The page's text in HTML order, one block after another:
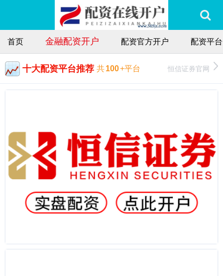
首页 金融配资开户 配资官方开户 配资平
十大配资平台推荐 共100+平台 恒信证券官网